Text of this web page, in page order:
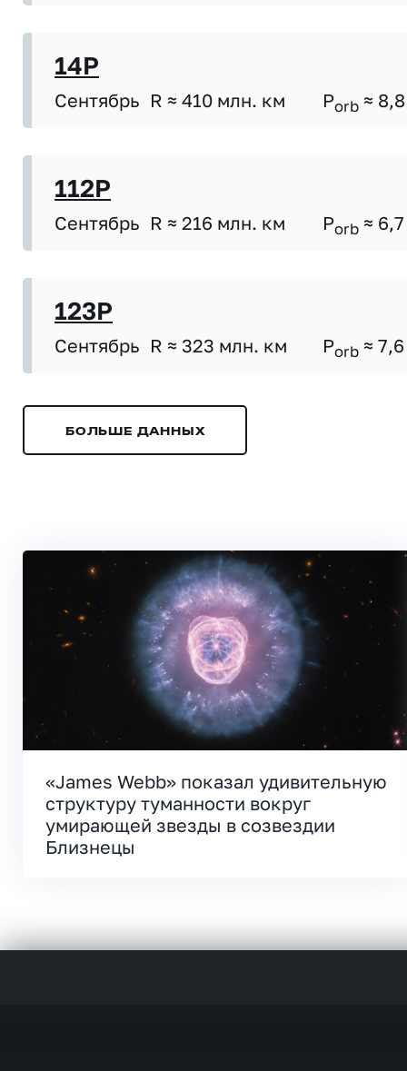
14P
Сентябрь R ≈ 410 млн. км Porb ≈ 8,8
112P
Сентябрь R ≈ 216 млн. км Porb ≈ 6,7
123P
Сентябрь R ≈ 323 млн. км Porb ≈ 7,6
БОЛЬШЕ ДАННЫХ
«James Webb» показал удивительную
структуру туманности вокруг
умирающей звезды в созвездии
Близнецы